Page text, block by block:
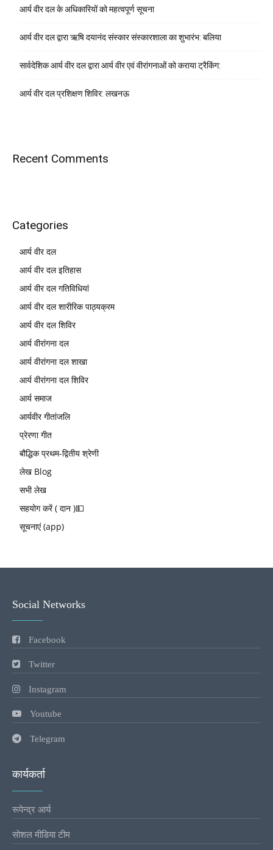
आर्य वीर दल के अधिकारियों को महत्वपूर्ण सूचना
आर्य वीर दल द्वारा ऋषि दयानंद संस्कार संस्कारशाला का शुभारंभ: बलिया
सार्वदेशिक आर्य वीर दल द्वारा आर्य वीर एवं वीरांगनाओं को कराया ट्रैकिंग:
आर्य वीर दल प्रशिक्षण शिविर: लखनऊ
Recent Comments
Categories
आर्य वीर दल
आर्य वीर दल इतिहास
आर्य वीर दल गतिविधियां
आर्य वीर दल शारीरिक पाठ्यक्रम
आर्य वीर दल शिविर
आर्य वीरांगना दल
आर्य वीरांगना दल शाखा
आर्य वीरांगना दल शिविर
आर्य समाज
आर्यवीर गीतांजलि
प्रेरणा गीत
बौद्धिक प्रथम-द्वितीय श्रेणी
लेख Blog
सभी लेख
सहयोग करें ( दान )💵
सूचनाएं (app)
Social Networks
Facebook
Twitter
Instagram
Youtube
Telegram
कार्यकर्ता
रूपेन्द्र आर्य
सोशल मीडिया टीम